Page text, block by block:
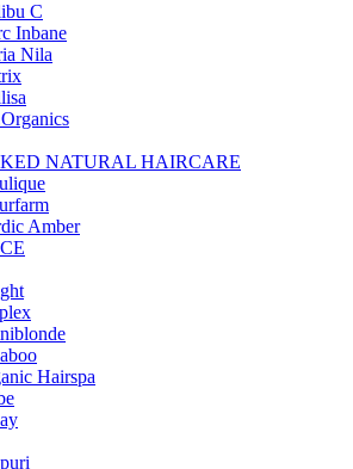
C
Inbane
Nila
NATURAL HAIRCARE
Amber
Hairspa